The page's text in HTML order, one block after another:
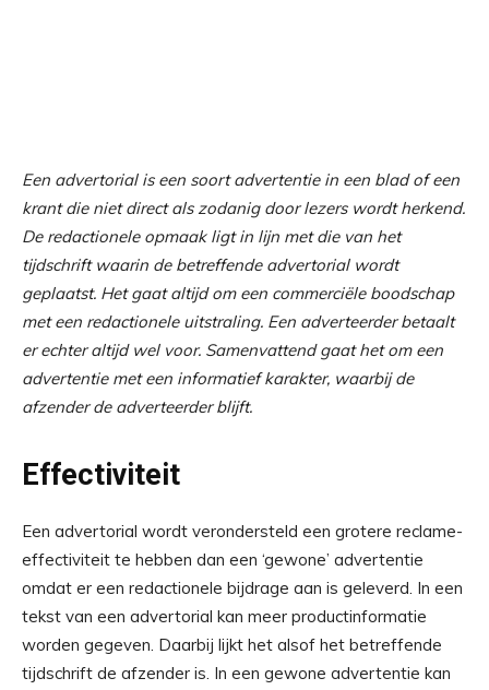
Een advertorial is een soort advertentie in een blad of een
krant die niet direct als zodanig door lezers wordt herkend.
De redactionele opmaak ligt in lijn met die van het
tijdschrift waarin de betreffende advertorial wordt
geplaatst. Het gaat altijd om een commerciële boodschap
met een redactionele uitstraling. Een adverteerder betaalt
er echter altijd wel voor. Samenvattend gaat het om een
advertentie met een informatief karakter, waarbij de
afzender de adverteerder blijft.
Effectiviteit
Een advertorial wordt verondersteld een grotere reclame-
effectiviteit te hebben dan een ‘gewone’ advertentie
omdat er een redactionele bijdrage aan is geleverd. In een
tekst van een advertorial kan meer productinformatie
worden gegeven. Daarbij lijkt het alsof het betreffende
tijdschrift de afzender is. In een gewone advertentie kan